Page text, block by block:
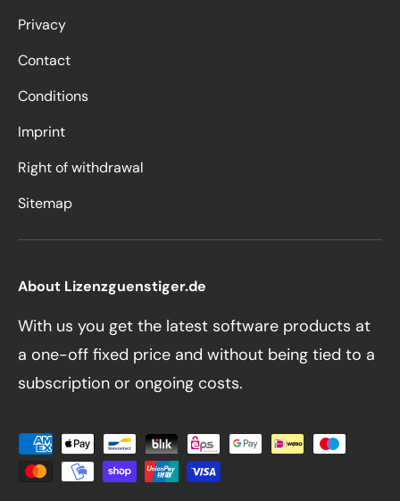
Privacy
Contact
Conditions
Imprint
Right of withdrawal
Sitemap
About Lizenzguenstiger.de
With us you get the latest software products at
a one-off fixed price and without being tied to a
subscription or ongoing costs.
Payment methods accepted